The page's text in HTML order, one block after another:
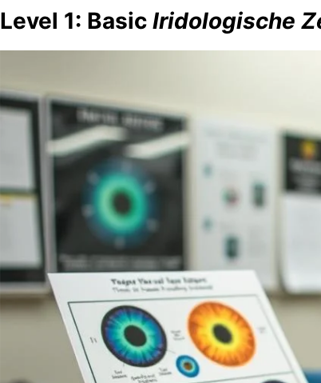
Level 1: Basic Iridologische